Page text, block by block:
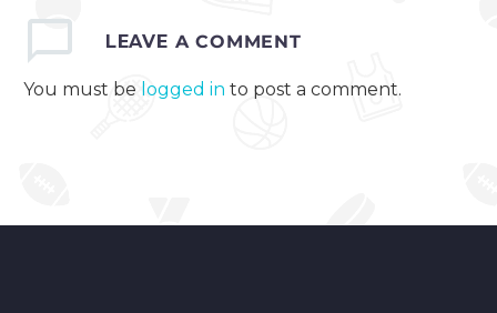
LEAVE A COMMENT
You must be logged in to post a comment.